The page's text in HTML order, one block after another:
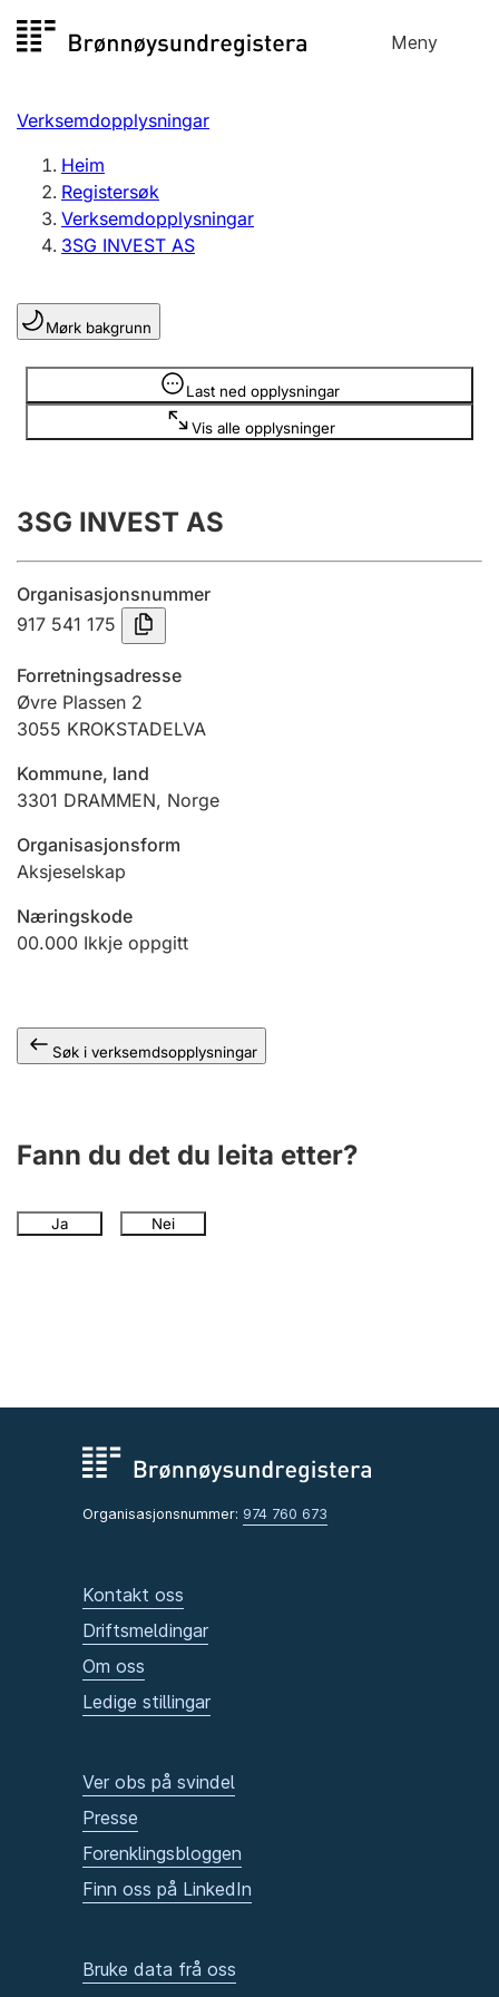
til
Meny
Registersøk
Aksjeselskap
Enkeltpersonføretak
Registrere, endre, slette
Lag og foreining
Registrere, endre, slette
Årsrekneskap
Innsending og forseinkingsgebyr
Tinglysing
Jeger
Ektepaktrettleiaren
Andre tema
Verksemdopplysningar
Heim
Registersøk
Verksemdopplysningar
3SG INVEST AS
Mørk bakgrunn
Last ned opplysningar
Vis alle opplysninger
Opplysninger er skjult
3SG INVEST AS
Organisasjonsnummer
917 541 175
Forretningsadresse
Øvre Plassen 2
3055 KROKSTADELVA
Kommune, land
3301 DRAMMEN, Norge
Organisasjonsform
Aksjeselskap
Næringskode
00.000 Ikkje oppgitt
Søk i verksemdsopplysningar
Fann du det du leita etter?
Ja Nei
Organisasjonsnummer: 974 760 673
Kontakt oss
Driftsmeldingar
Om oss
Ledige stillingar
Ver obs på svindel
Presse
Forenklingsbloggen
Finn oss på LinkedIn
Bruke data frå oss